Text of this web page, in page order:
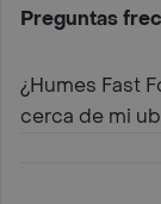
Preguntas
¿Humes Fast
cerca de mi